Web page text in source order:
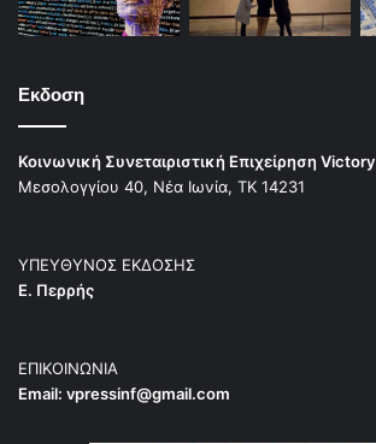
Εκδοση
Κοινωνική Συνεταιριστική Επιχείρηση Victory
Μεσολογγίου 40, Νέα Ιωνία, ΤΚ 14231
ΥΠΕΥΘΥΝΟΣ ΕΚΔΟΣΗΣ
Ε. Περρής
ΕΠΙΚΟΙΝΩΝΙΑ
Email: vpressinf@gmail.com